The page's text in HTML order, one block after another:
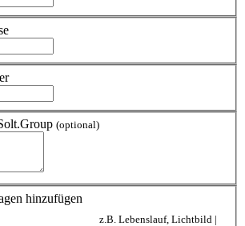
(optional)
hinzufügen
z.B. Lebenslauf, Lichtbild |